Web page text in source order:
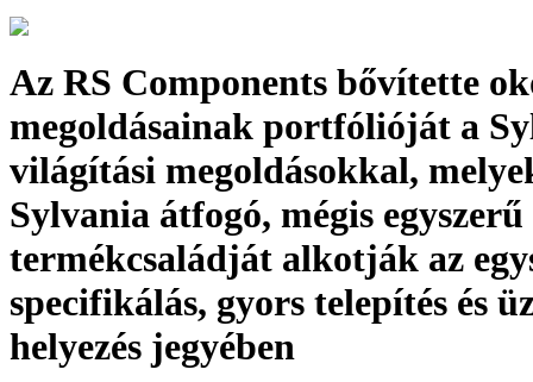
Az RS Components bővítette
megoldásainak portfólióját a
világítási megoldásokkal,
Sylvania átfogó, mégis egyszerű
termékcsaládját alkotják az
specifikálás, gyors telepítés és
helyezés jegyében